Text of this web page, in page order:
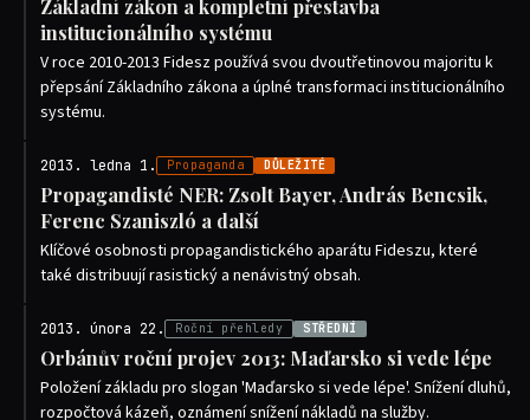
Základní zákon a kompletní přestavba
institucionálního systému
V roce 2010-2013 Fidesz používá svou dvoutřetinovou majoritu k
přepsání Základního zákona a úplné transformaci institucionálního
systému.
2013. ledna 1. Propaganda DŮLEŽITÉ
Propagandisté NER: Zsolt Bayer, András Bencsik,
Ferenc Szaniszló a další
Klíčové osobnosti propagandistického aparátu Fideszu, které
také distribuují rasistický a nenávistný obsah.
2013. února 22. Roční přehledy STŘEDNÍ
Orbánův roční projev 2013: Maďarsko si vede lépe
Položení základu pro slogan 'Maďarsko si vede lépe'. Snížení dluhů,
rozpočtová kázeň, oznámení snížení nákladů na služby.